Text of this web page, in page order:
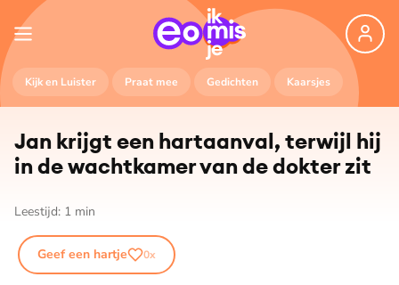
Kijk en Luister Praat mee Gedichten Kaarsjes
Jan krijgt een hartaanval, terwijl hij
in de wachtkamer van de dokter zit
Leestijd: 1 min
Geef een hartje 0x